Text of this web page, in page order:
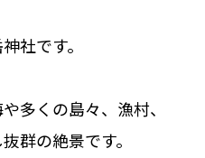
社です。
多くの島々、漁村、
群の絶景です。